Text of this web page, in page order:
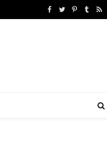
Facebook
TwitterPinterest
Tumblr
RSS